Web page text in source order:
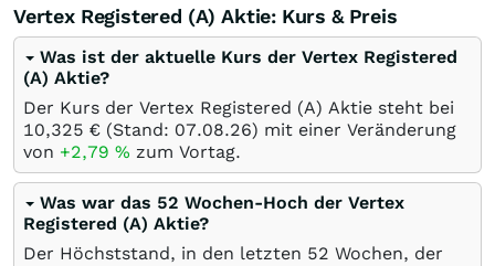
Vertex Registered (A) Aktie: Kurs & Preis
Was ist der aktuelle Kurs der Vertex Registered
(A) Aktie?
Der Kurs der Vertex Registered (A) Aktie steht bei
10,325 € (Stand: 07.08.26) mit einer Veränderung
von +2,79 % zum Vortag.
Was war das 52 Wochen-Hoch der Vertex
Registered (A) Aktie?
Der Höchststand, in den letzten 52 Wochen, der